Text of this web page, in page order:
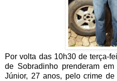
Por volta das 10h30 de terça-
de Sobradinho prenderam
Júnior, 27 anos, pelo crime